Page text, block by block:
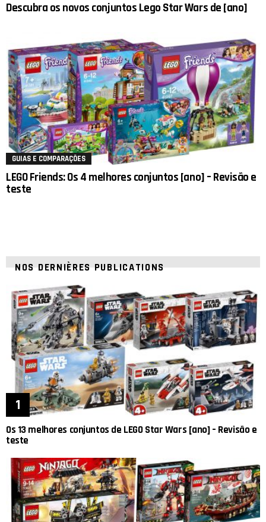
Descubra os novos conjuntos Lego Star Wars de [ano]
GUIAS E COMPARAÇÕES
LEGO Friends: Os 4 melhores conjuntos [ano] – Revisão e
teste
NOS DERNIÈRES PUBLICATIONS
Os 13 melhores conjuntos de LEGO Star Wars [ano] – Revisão e
teste